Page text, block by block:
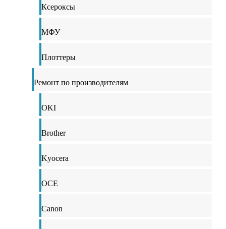
Ксероксы
МФУ
Плоттеры
Ремонт по производителям
OKI
Brother
Kyocera
OCE
Canon